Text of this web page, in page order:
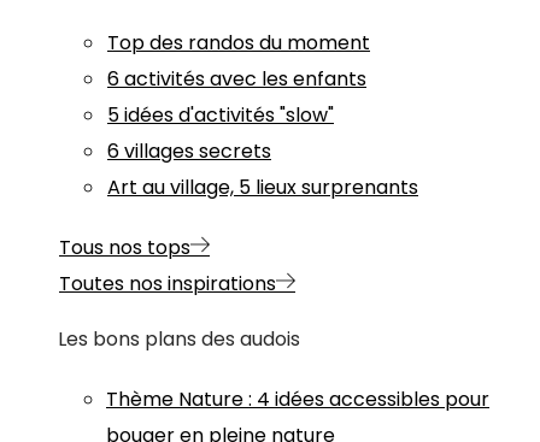
Top des randos du moment
6 activités avec les enfants
5 idées d'activités "slow"
6 villages secrets
Art au village, 5 lieux surprenants
Tous nos tops
Toutes nos inspirations
Les bons plans des audois
Thème Nature: 4 idées accessibles pour
bouger en pleine nature